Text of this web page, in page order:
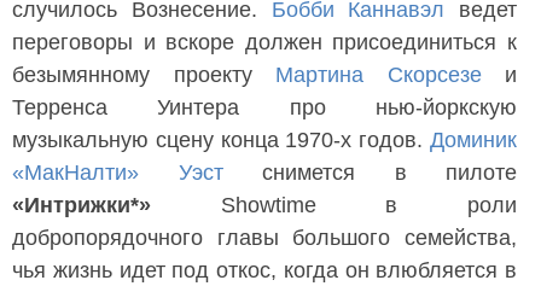
случилось Вознесение. Бобби Каннавэл ведет
переговоры и вскоре должен присоединиться к
безымянному проекту Мартина Скорсезеи
Терренса Уинтера про нью-йоркскую
музыкальную сцену конца 1970-х годов. Доминик
«МакНалти» Уэстснимется в пилоте
«Интрижки*» Showtime в роли
добропорядочного главы большого семейства,
чья жизнь идет под откос, когда он влюбляется в